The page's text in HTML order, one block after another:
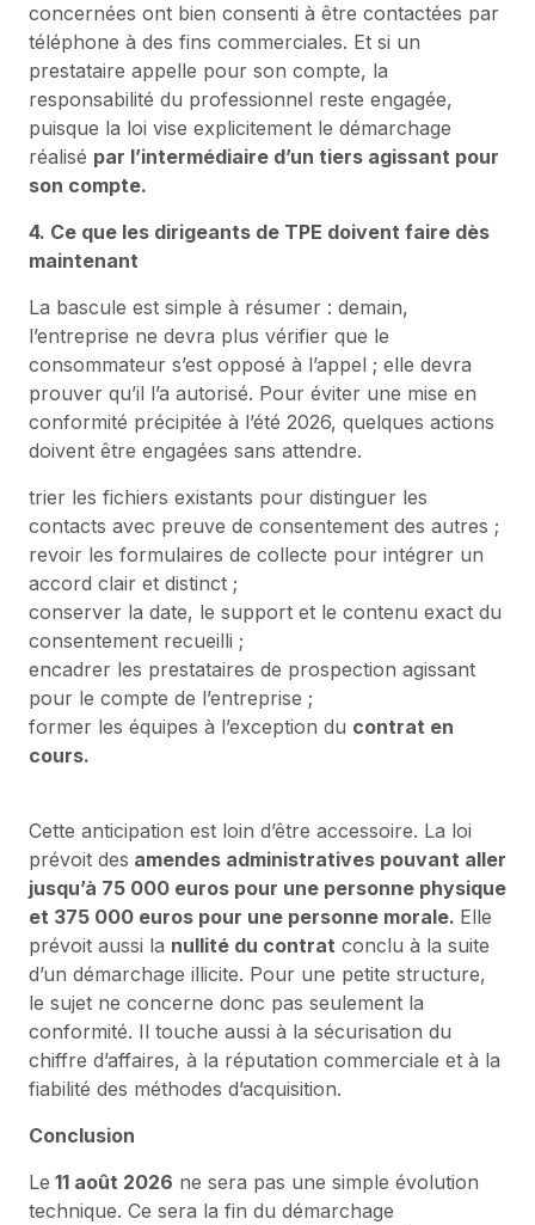
concernées ont bien consenti à être contactées par
téléphone à des fins commerciales. Et si un
prestataire appelle pour son compte, la
responsabilité du professionnel reste engagée,
puisque la loi vise explicitement le démarchage
réalisé par l’intermédiaire d’un tiers agissant pour
son compte.
4. Ce que les dirigeants de TPE doivent faire dès
maintenant
La bascule est simple à résumer : demain,
l’entreprise ne devra plus vérifier que le
consommateur s’est opposé à l’appel ; elle devra
prouver qu’il l’a autorisé. Pour éviter une mise en
conformité précipitée à l’été 2026, quelques actions
doivent être engagées sans attendre.
trier les fichiers existants pour distinguer les
contacts avec preuve de consentement des autres ;
revoir les formulaires de collecte pour intégrer un
accord clair et distinct ;
conserver la date, le support et le contenu exact du
consentement recueilli ;
encadrer les prestataires de prospection agissant
pour le compte de l’entreprise ;
former les équipes à l’exception du contrat en
cours.
Cette anticipation est loin d’être accessoire. La loi
prévoit des amendes administratives pouvant aller
jusqu’à 75 000 euros pour une personne physique
et 375 000 euros pour une personne morale. Elle
prévoit aussi la nullité du contrat conclu à la suite
d’un démarchage illicite. Pour une petite structure,
le sujet ne concerne donc pas seulement la
conformité. Il touche aussi à la sécurisation du
chiffre d’affaires, à la réputation commerciale et à la
fiabilité des méthodes d’acquisition.
Conclusion
Le 11 août 2026 ne sera pas une simple évolution
technique. Ce sera la fin du démarchage